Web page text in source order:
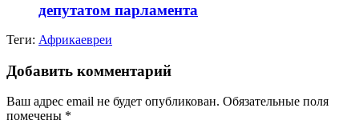
депутатом парламента
Теги: Африкаевреи
Добавить комментарий
Ваш адрес email не будет опубликован. Обязательные поля
помечены *